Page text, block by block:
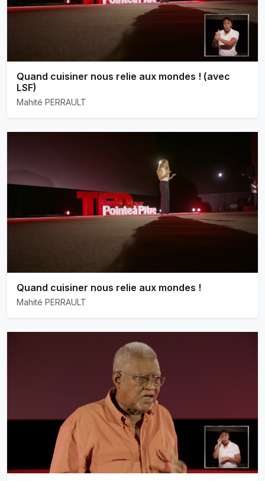
Quand cuisiner nous relie aux mondes ! (avec
LSF)
Mahité PERRAULT
Quand cuisiner nous relie aux mondes !
Mahité PERRAULT